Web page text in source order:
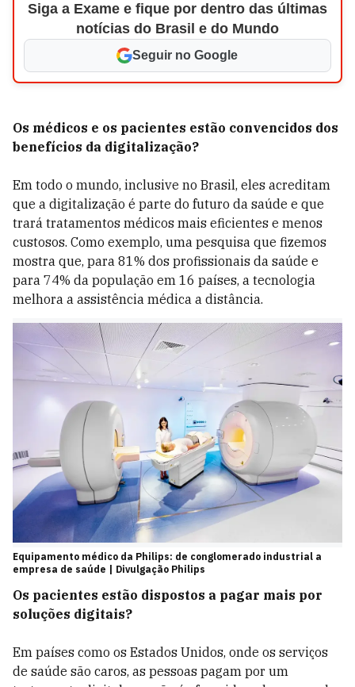
Siga a Exame e fique por dentro das últimas
notícias do Brasil e do Mundo
Seguir no Google
Os médicos e os pacientes estão convencidos dos
benefícios da digitalização?
Em todo o mundo, inclusive no Brasil, eles acreditam
que a digitalização é parte do futuro da saúde e que
trará tratamentos médicos mais eficientes e menos
custosos. Como exemplo, uma pesquisa que fizemos
mostra que, para 81% dos profissionais da saúde e
para 74% da população em 16 países, a tecnologia
melhora a assistência médica a distância.
Equipamento médico da Philips: de conglomerado industrial a
empresa de saúde | Divulgação Philips
Os pacientes estão dispostos a pagar mais por
soluções digitais?
Em países como os Estados Unidos, onde os serviços
de saúde são caros, as pessoas pagam por um